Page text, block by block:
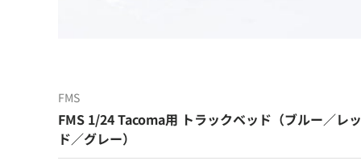
FMS
FMS 1/24 Tacoma用 トラックベッド（ブルー／レッ
ド／グレー）